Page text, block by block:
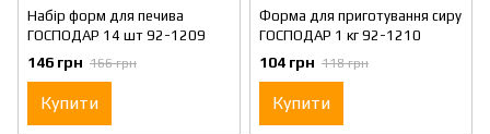
Набір форм для печива
ГОСПОДАР 14 шт 92-1209
146 грн 166 грн
Купити
Форма для приготування сиру
ГОСПОДАР 1 кг 92-1210
104 грн 118 грн
Купити